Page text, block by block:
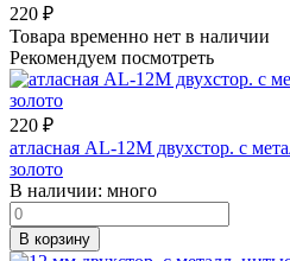
220 ₽
Товара временно нет в наличии
Рекомендуем посмотреть
220 ₽
атласная AL-12M двухстор. с
золото
В наличии: много
В корзину